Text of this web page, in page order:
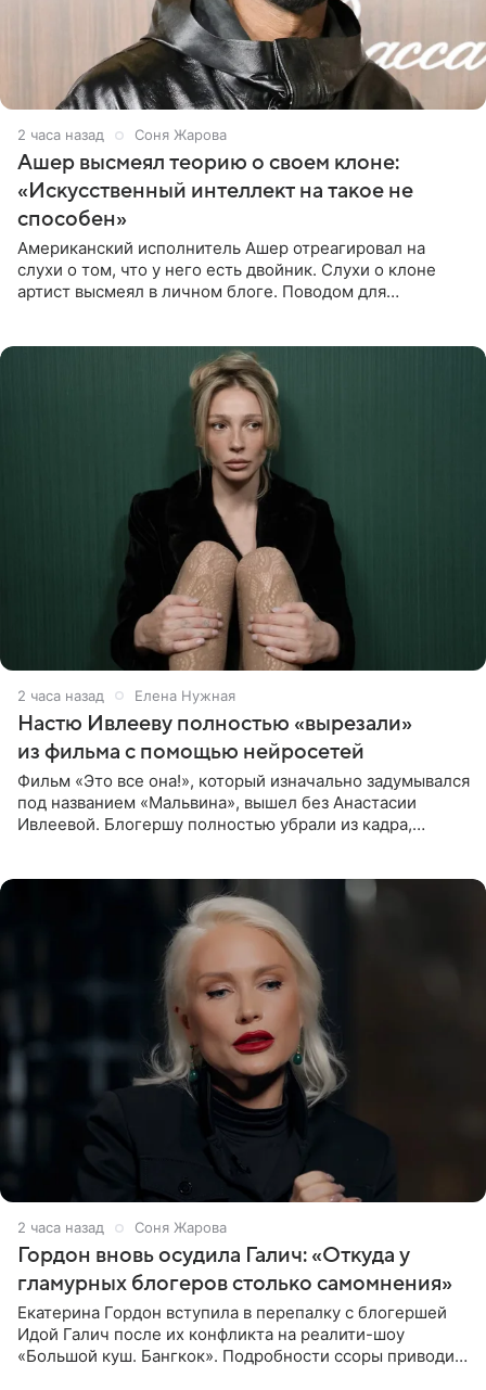
2 часа назад Соня Жарова
Ашер высмеял теорию о своем клоне:
«Искусственный интеллект на такое не
способен»
Американский исполнитель Ашер отреагировал на
слухи о том, что у него есть двойник. Слухи о клоне
артист высмеял в личном блоге. Поводом для
2 часа назад Елена Нужная
Настю Ивлееву полностью «вырезали»
из фильма с помощью нейросетей
Фильм «Это все она!», который изначально задумывался
под названием «Мальвина», вышел без Анастасии
Ивлеевой. Блогершу полностью убрали из кадра,
2 часа назад Соня Жарова
Гордон вновь осудила Галич: «Откуда у
гламурных блогеров столько самомнения»
Екатерина Гордон вступила в перепалку с блогершей
Идой Галич после их конфликта на реалити-шоу
«Большой куш. Бангкок». Подробности ссоры приводит